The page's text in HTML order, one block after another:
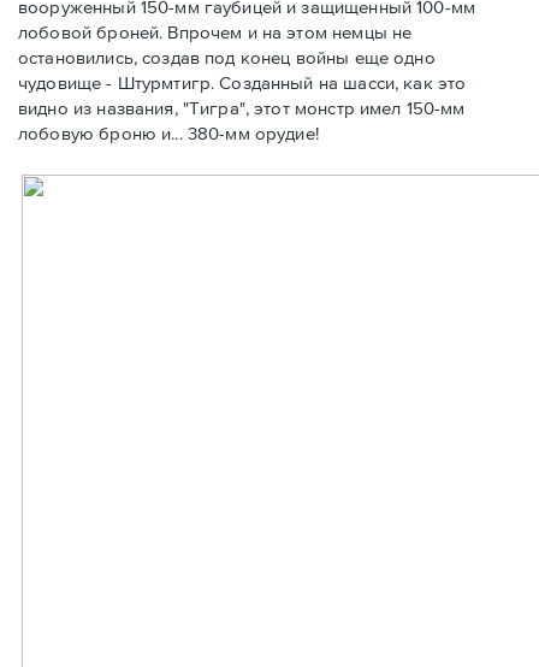
вооруженный 150-мм гаубицей и защищенный 100-мм
лобовой броней. Впрочем и на этом немцы не
остановились, создав под конец войны еще одно
чудовище - Штурмтигр. Созданный на шасси, как это
видно из названия, "Тигра", этот монстр имел 150-мм
лобовую броню и... 380-мм орудие!